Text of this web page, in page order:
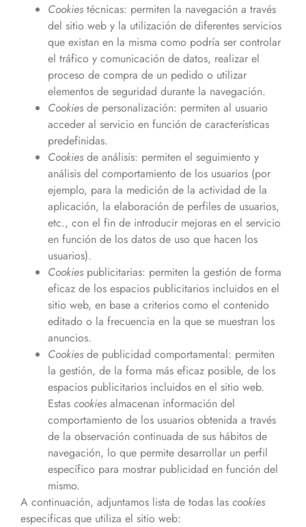
Cookies técnicas: permiten la navegación a través
del sitio web y la utilización de diferentes servicios
que existan en la misma como podría ser controlar
el tráfico y comunicación de datos, realizar el
proceso de compra de un pedido o utilizar
elementos de seguridad durante la navegación.
Cookies de personalización: permiten al usuario
acceder al servicio en función de características
predefinidas.
Cookies de análisis: permiten el seguimiento y
análisis del comportamiento de los usuarios (por
ejemplo, para la medición de la actividad de la
aplicación, la elaboración de perfiles de usuarios,
etc., con el fin de introducir mejoras en el servicio
en función de los datos de uso que hacen los
usuarios).
Cookies publicitarias: permiten la gestión de forma
eficaz de los espacios publicitarios incluidos en el
sitio web, en base a criterios como el contenido
editado o la frecuencia en la que se muestran los
anuncios.
Cookies de publicidad comportamental: permiten
la gestión, de la forma más eficaz posible, de los
espacios publicitarios incluidos en el sitio web.
Estas cookies almacenan información del
comportamiento de los usuarios obtenida a través
de la observación continuada de sus hábitos de
navegación, lo que permite desarrollar un perfil
específico para mostrar publicidad en función del
mismo.
A continuación, adjuntamos lista de todas las cookies
especificas que utiliza el sitio web: